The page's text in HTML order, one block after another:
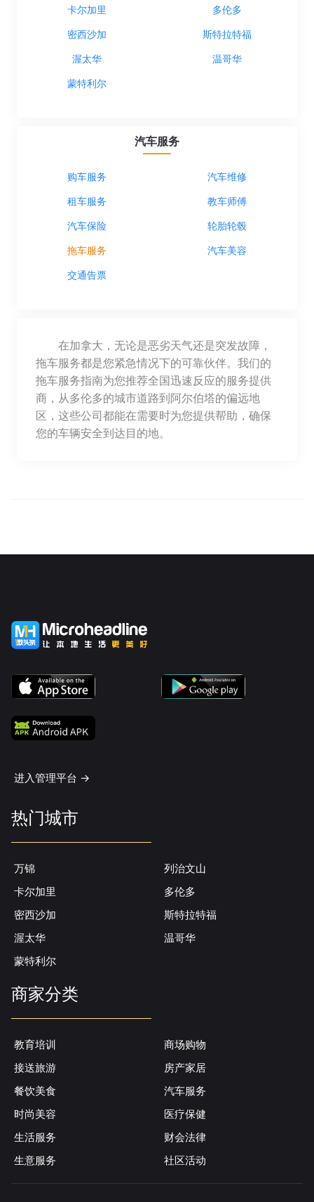
中国朋友一起买下它时，生意已经很艰难
了。从零开始，我们聘请了经验丰富、诚信
经营的机械师。经过几年的积累，我们已成
为密西沙加市西部一家值得信赖的汽车修理
居民的青睐。
卡尔加里 多伦多
密西沙加 斯特拉特福
渥太华 温哥华
蒙特利尔
汽车服务
购车服务 汽车维修
租车服务 教车师傅
汽车保险 轮胎轮毂
拖车服务 汽车美容
交通告票
在加拿大，无论是恶劣天气还是突发故障，
拖车服务都是您紧急情况下的可靠伙伴。我们的
拖车服务指南为您推荐全国迅速反应的服务提供
商，从多伦多的城市道路到阿尔伯塔的偏远地
区，这些公司都能在需要时为您提供帮助，确保
您的车辆安全到达目的地。
进入管理平台 ->
热门城市
万锦
列治文山
卡尔加里
多伦多
密西沙加
斯特拉特福
渥太华
温哥华
蒙特利尔
商家分类
教育培训
商场购物
接送旅游
房产家居
餐饮美食
汽车服务
时尚美容
医疗保健
生活服务
财会法律
生意服务
社区活动